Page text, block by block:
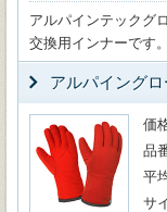
アルパインテックグ
交換用インナーです。
アルパイング
価
品
平
サ